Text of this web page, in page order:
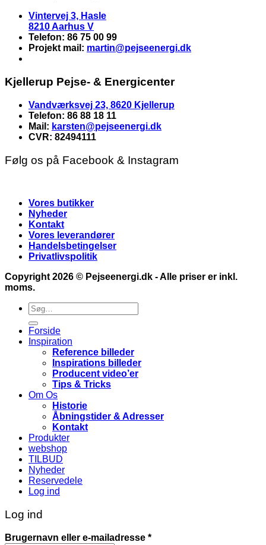
Vintervej 3, Hasle
8210 Aarhus V
Telefon: 86 75 00 99
Projekt mail: martin@pejseenergi.dk
Kjellerup Pejse- & Energicenter
Vandværksvej 23, 8620 Kjellerup
Telefon: 86 88 18 11
Mail: karsten@pejseenergi.dk
CVR: 82494111
Følg os på Facebook & Instagram
Vores butikker
Nyheder
Kontakt
Vores leverandører
Handelsbetingelser
Privatlivspolitik
Copyright 2026 © Pejseenergi.dk - Alle priser er inkl.
moms.
Søg
efter:
Forside
Inspiration
Reference billeder
Inspirations billeder
Producent video’er
Tips & Tricks
Om Os
Historie
Åbningstider & Adresser
Kontakt
Produkter
webshop
TILBUD
Nyheder
Reservedele
Log ind
Log ind
Brugernavn eller e-mailadresse *Påkrævet